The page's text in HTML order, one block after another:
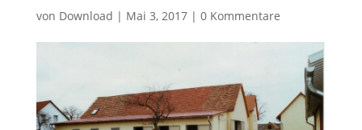
von Download | Mai 3, 2017| 0 Kommentare